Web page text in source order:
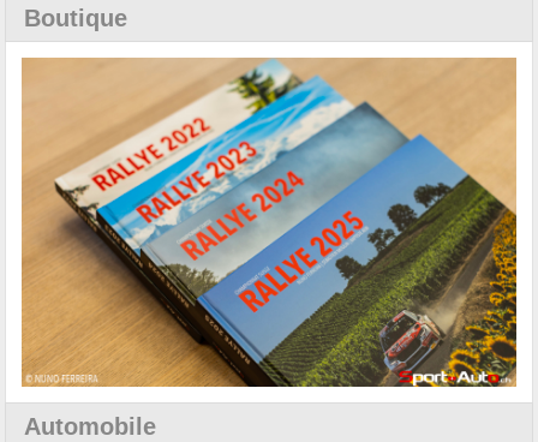
Boutique
Automobile